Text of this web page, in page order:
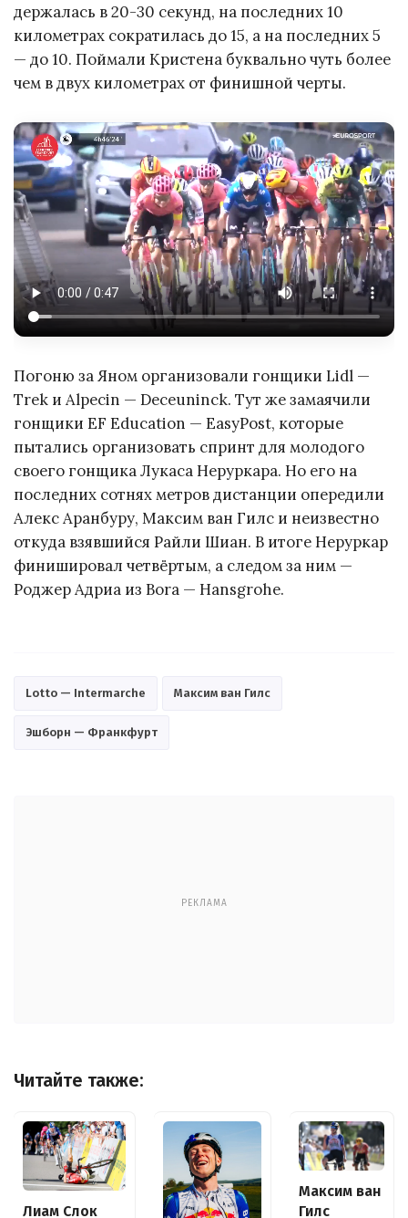
держалась в 20-30 секунд, на последних 10
километрах сократилась до 15, а на последних 5
— до 10. Поймали Кристена буквально чуть более
чем в двух километрах от финишной черты.
Погоню за Яном организовали гонщики Lidl —
Trek и Alpecin — Deceuninck. Тут же замаячили
гонщики EF Education — EasyPost, которые
пытались организовать спринт для молодого
своего гонщика Лукаса Неруркара. Но его на
последних сотнях метров дистанции опередили
Алекс Аранбуру, Максим ван Гилс и неизвестно
откуда взявшийся Райли Шиан. В итоге Неруркар
финишировал четвёртым, а следом за ним —
Роджер Адриа из Bora — Hansgrohe.
Lotto — Intermarche Максим ван Гилс
Эшборн — Франкфурт
РЕКЛАМА
Читайте также:
Лиам Слок
Максим ван
Гилс